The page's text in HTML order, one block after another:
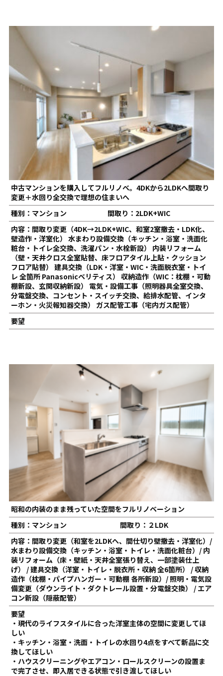
中古マンションを購入してフルリノベ。4DKから2LDKへ間取り
変更＋水回り全交換で理想の住まいへ
種別：マンション
間取り：2LDK+WIC
内容：間取り変更（4DK→2LDK+WIC、和室2室撤去・LDK化、
壁造作・洋室化） 水まわり設備交換（キッチン・浴室・洗面化
粧台・トイレ全交換、洗濯パン・水栓新設） 内装リフォーム
（壁・天井クロス全室貼替、床フロアタイル上貼・クッション
フロア貼替） 建具交換（LDK・洋室・WIC・洗面脱衣室・トイ
レ 全箇所 Panasonicベリティス） 収納造作（WIC：枕棚・可動
棚新設、玄関収納新設） 電気・設備工事（照明器具全室交換、
分電盤交換、コンセント・スイッチ交換、給排水配管、インタ
ーホン・火災報知器交換） ガス配管工事（宅内ガス配管）
要望
昭和の内装のまま残っていた空間をフルリノベーション
種別：マンション
間取り：２LDK
内容：間取り変更（和室を2LDKへ、間仕切り壁撤去・洋室化）/
水まわり設備交換（キッチン・浴室・トイレ・洗面化粧台）/ 内
装リフォーム（床・壁紙・天井全室張り替え、一部塗装仕上
げ） / 建具交換（洋室・トイレ・脱衣所・収納 全6箇所） / 収納
造作（枕棚・パイプハンガー・可動棚 各所新設）/ 照明・電気設
備変更（ダウンライト・ダクトレール設置・分電盤交換） / エア
コン新設（隠蔽配管）
要望
・現代のライフスタイルに合った洋室主体の空間に変更してほ
しい
・キッチン・浴室・洗面・トイレの水回り4点をすべて新品に交
換してほしい
・ハウスクリーニングやエアコン・ロールスクリーンの設置ま
で完了させ、即入居できる状態で引き渡してほしい